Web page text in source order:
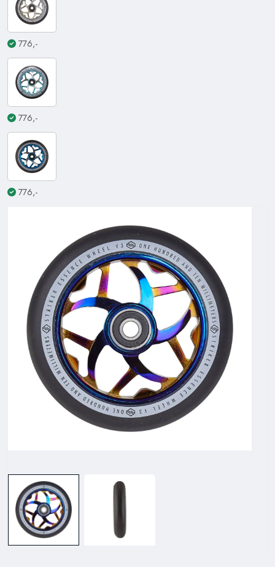
776,-
776,-
776,-